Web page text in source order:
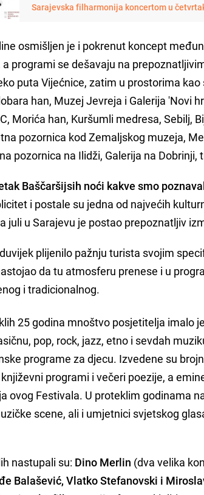
Sarajevska filharmonija koncertom u
osmišljen je i pokrenut koncept
a programi se dešavaju na
puta Vijećnice, zatim u prostorima
han, Muzej Jevreja i Galerija 'Novi
Morića han, Kuršumli medresa, Sebilj,
pozornica kod Zemaljskog muzeja,
pozornica na Ilidži, Galerija na
Baščaršijsih noći kakve smo
i postale su jedna od najvećih
juli u Sarajevu je postao prepoznatljiv
plijenilo pažnju turista svojim
da tu atmosferu prenese i u
i tradicionalnog.
25 godina mnoštvo posjetitelja imalo
pop, rock, jazz, etno i sevdah
programe za djecu. Izvedene su
programi i večeri poezije, a
ovog Festivala. U proteklim godinama
scene, ali i umjetnici svjetskog
nastupali su: Dino Merlin (dva velika
Balašević, Vlatko Stefanovski i